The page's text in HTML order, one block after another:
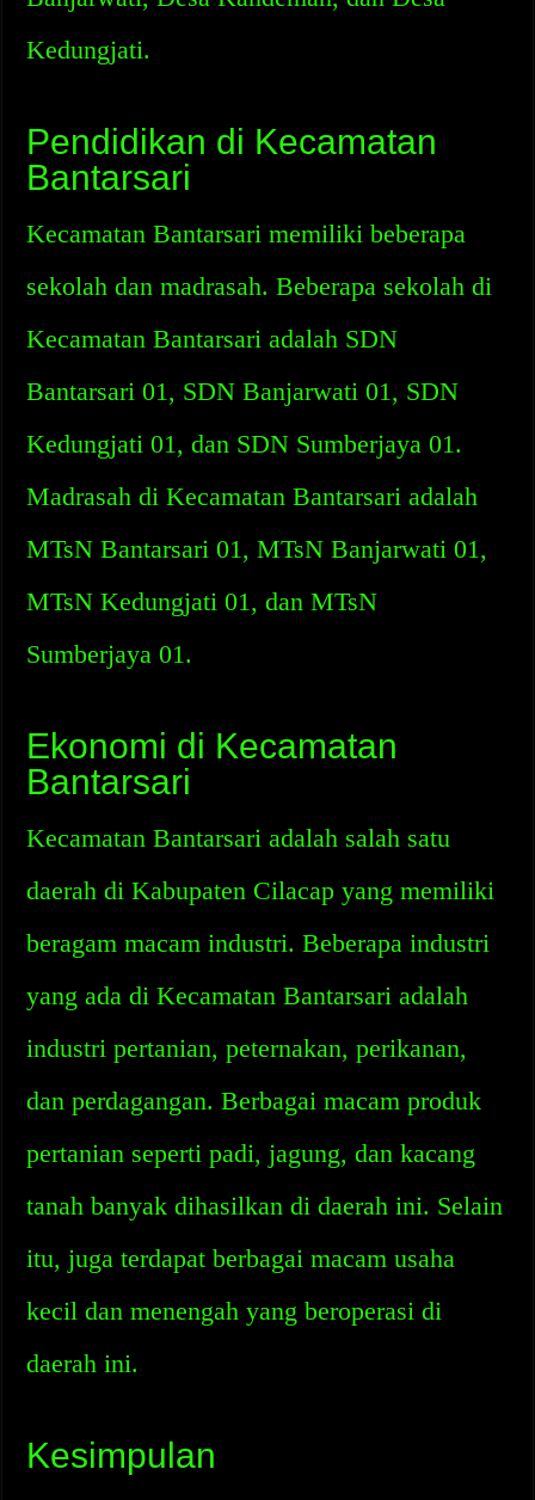
Kedungjati.
Pendidikan di Kecamatan
Bantarsari
Kecamatan Bantarsari memiliki beberapa
sekolah dan madrasah. Beberapa sekolah di
Kecamatan Bantarsari adalah SDN
Bantarsari 01, SDN Banjarwati 01, SDN
Kedungjati 01, dan SDN Sumberjaya 01.
Madrasah di Kecamatan Bantarsari adalah
MTsN Bantarsari 01, MTsN Banjarwati 01,
MTsN Kedungjati 01, dan MTsN
Sumberjaya 01.
Ekonomi di Kecamatan
Bantarsari
Kecamatan Bantarsari adalah salah satu
daerah di Kabupaten Cilacap yang memiliki
beragam macam industri. Beberapa industri
yang ada di Kecamatan Bantarsari adalah
industri pertanian, peternakan, perikanan,
dan perdagangan. Berbagai macam produk
pertanian seperti padi, jagung, dan kacang
tanah banyak dihasilkan di daerah ini. Selain
itu, juga terdapat berbagai macam usaha
kecil dan menengah yang beroperasi di
daerah ini.
Kesimpulan